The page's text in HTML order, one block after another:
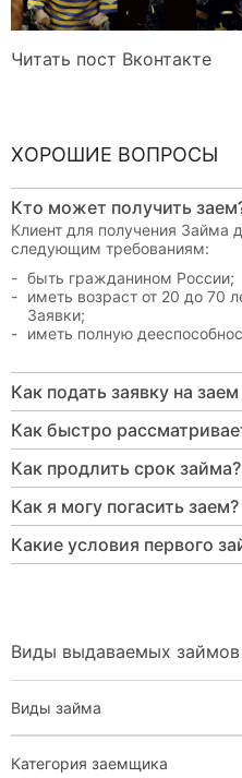
Читать пост Вконтакте
ХОРОШИЕ ВОПРОСЫ
Кто может получить
Клиент для получения Займа
следующим требованиям:
быть гражданином России;
иметь возраст от 20 до 70
Заявки;
иметь полную
Как подать заявку на
Как быстро
Как продлить срок займа?
Как я могу погасить заем?
Какие условия первого
Виды выдаваемых займов
Виды займа
Категория заемщика